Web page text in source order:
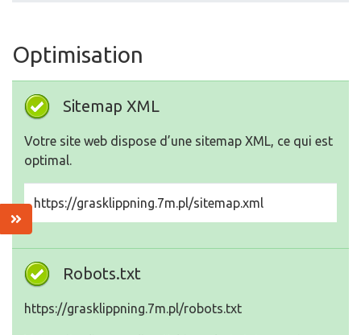
Optimisation
Sitemap XML
Votre site web dispose d’une sitemap XML, ce qui est
optimal.
https://grasklippning.7m.pl/sitemap.xml
Robots.txt
https://grasklippning.7m.pl/robots.txt